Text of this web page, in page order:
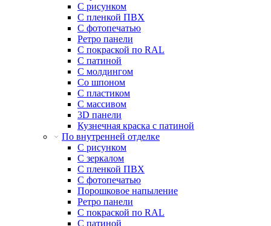
С рисунком
С пленкой ПВХ
С фотопечатью
Ретро панели
С покраской по RAL
С патиной
С молдингом
Со шпоном
С пластиком
С массивом
3D панели
Кузнечная краска с патиной
По внутренней отделке
С рисунком
С зеркалом
С пленкой ПВХ
С фотопечатью
Порошковое напыление
Ретро панели
С покраской по RAL
С патиной